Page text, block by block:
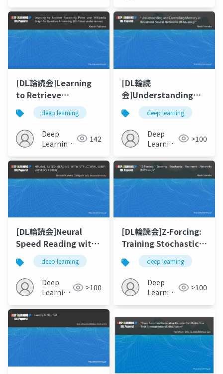
[DL輪読会]Learning
to Retrieve
Reasoning Paths over
Wikipedia Graph for
Question
Answering(ICLR 2020
under review)
deep learning
Deep
Learning
142
[DL輪読
会]Understanding
and Controlling
Memory in Recurrent
Neural Networks
(ICML2019)
deep learning
Deep
Learning
>100
[DL輪読会]Neural
Speed Reading with
Structural-Jump-
LSTM
deep learning
Deep
Learning
>100
[DL輪読会]Z-Forcing:
Training Stochastic
Recurrent Networks
(NIPS2017)
deep learning
Deep
Learning
>100